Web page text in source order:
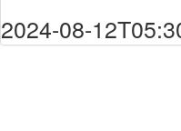
2024-08-